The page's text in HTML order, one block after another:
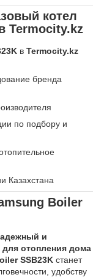
котел
Termocity.kz
в Termocity.kz
бренда
по подбору и
Казахстана
Boiler
и
отопления дома
SSB23Kстанет
удобству